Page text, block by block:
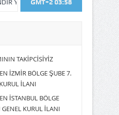
KIYIMIN DEVAMI
GMT+2 03:58
TAKİPCİSİYİZ
İZMİR BÖLGE ŞUBE 7.
İLANI
İSTANBUL BÖLGE
KURUL İLANI